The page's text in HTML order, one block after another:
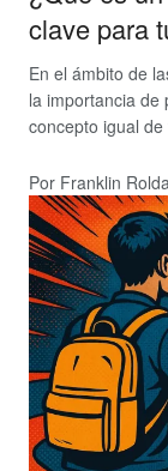
clave para
En el ámbito de
la importancia de
concepto igual
Por Franklin